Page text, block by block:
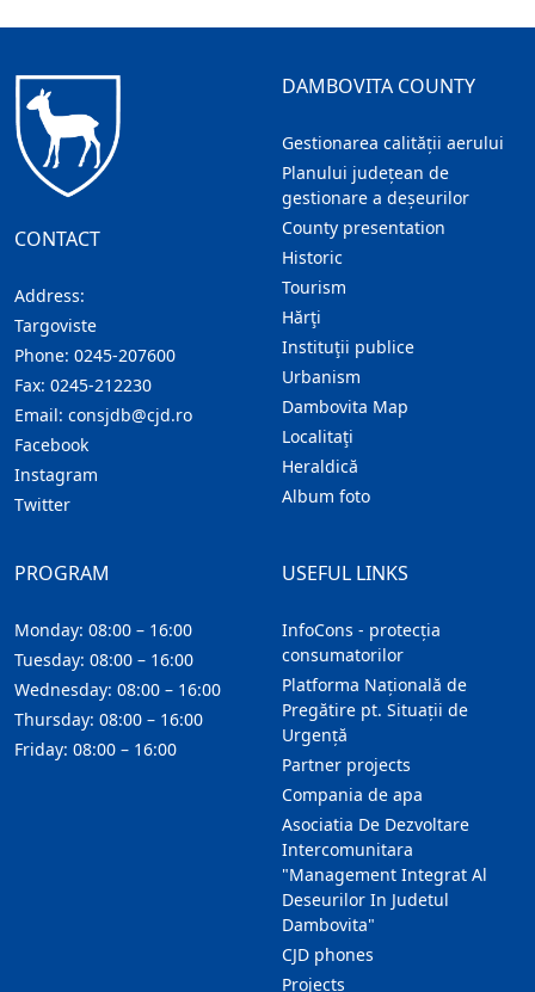
CONTACT
Address:
Targoviste
Phone: 0245-207600
Fax: 0245-212230
Email: consjdb@cjd.ro
Facebook
Instagram
Twitter
DAMBOVITA COUNTY
Gestionarea calității aerului
Planului județean de
gestionare a deșeurilor
County presentation
Historic
Tourism
Hărţi
Instituţii publice
Urbanism
Dambovita Map
Localitaţi
Heraldică
Album foto
USEFUL LINKS
InfoCons - protecția
consumatorilor
Platforma Națională de
Pregătire pt. Situații de
Urgență
Partner projects
Compania de apa
Asociatia De Dezvoltare
Intercomunitara
"Management Integrat Al
Deseurilor In Judetul
Dambovita"
CJD phones
Projects
PROGRAM
Monday: 08:00 – 16:00
Tuesday: 08:00 – 16:00
Wednesday: 08:00 – 16:00
Thursday: 08:00 – 16:00
Friday: 08:00 – 16:00